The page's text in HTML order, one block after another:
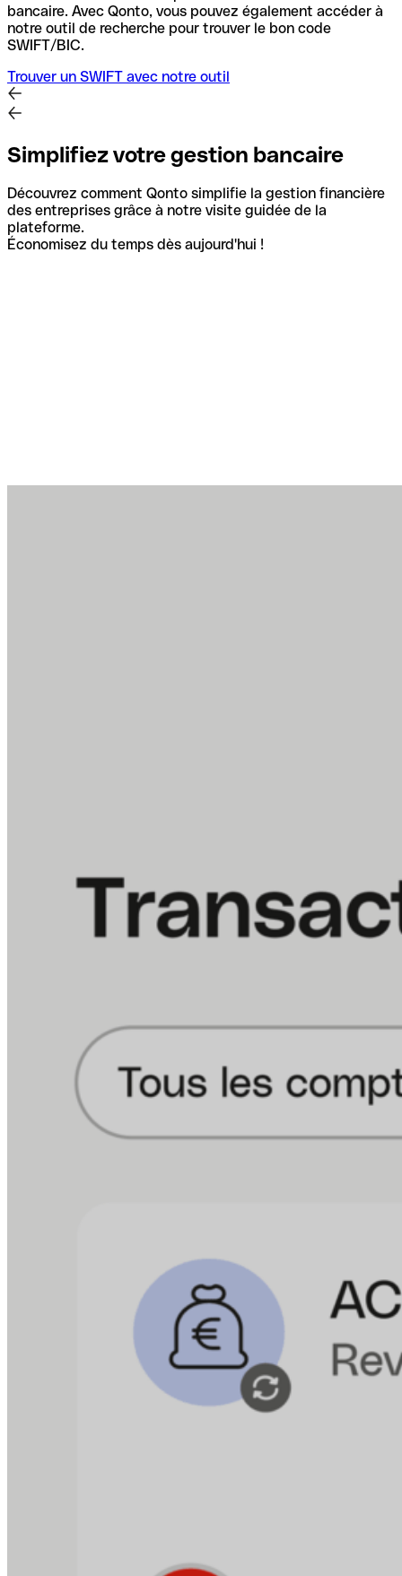
bancaire. Avec Qonto, vous pouvez également accéder à
notre outil de recherche pour trouver le bon code
SWIFT/BIC.
Trouver un SWIFT avec notre outil
Simplifiez votre gestion bancaire
Découvrez comment Qonto simplifie la gestion financière
des entreprises grâce à notre visite guidée de la
plateforme.
Économisez du temps dès aujourd'hui !